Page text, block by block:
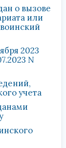
о вызове
или
2023
N
учета